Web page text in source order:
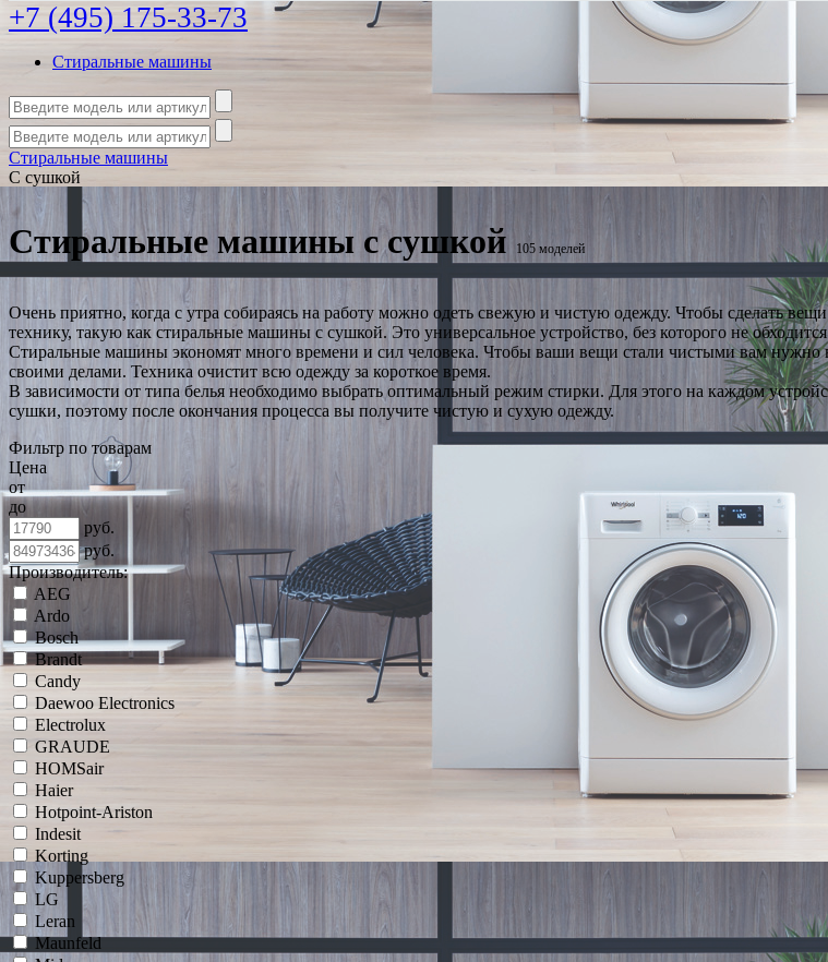
+7 (495) 175-33-73
Стиральные машины
Стиральные машины
С сушкой
Стиральные машины с сушкой 105 моделей
Очень приятно, когда с утра собираясь на работу можно одеть свежую и чистую одежду. Чтобы сделать
технику, такую как стиральные машины с сушкой. Это универсальное устройство, без которого не
Стиральные машины экономят много времени и сил человека. Чтобы ваши вещи стали чистыми вам нужно
своими делами. Техника очистит всю одежду за короткое время.
В зависимости от типа белья необходимо выбрать оптимальный режим стирки. Для этого на каждом
сушки, поэтому после окончания процесса вы получите чистую и сухую одежду.
Фильтр по товарам
Цена
от
до
руб.
руб.
Производитель:
AEG
Ardo
Bosch
Brandt
Candy
Daewoo Electronics
Electrolux
GRAUDE
HOMSair
Haier
Hotpoint-Ariston
Indesit
Korting
Kuppersberg
LG
Leran
Maunfeld